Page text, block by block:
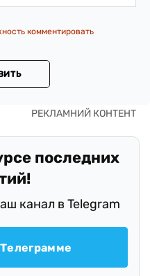
комментировать
последних
канал в Telegram